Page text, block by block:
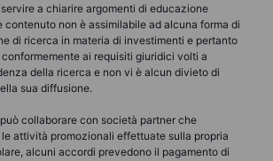
a chiarire argomenti di educazione
contenuto non è assimilabile ad alcuna forma di
di ricerca in materia di investimenti e pertanto
ai requisiti giuridici volti a
della ricerca e non vi è alcun divieto di
sua diffusione.
collaborare con società partner che
le attività promozionali effettuate sulla propria
alcuni accordi prevedono il pagamento di